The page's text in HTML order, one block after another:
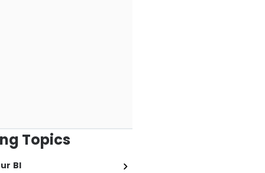
Topics
BI